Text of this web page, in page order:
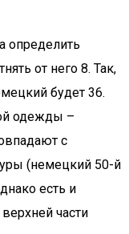
определить
от него 8. Так,
будет 36.
одежды –
с
(немецкий 50-й
есть и
части